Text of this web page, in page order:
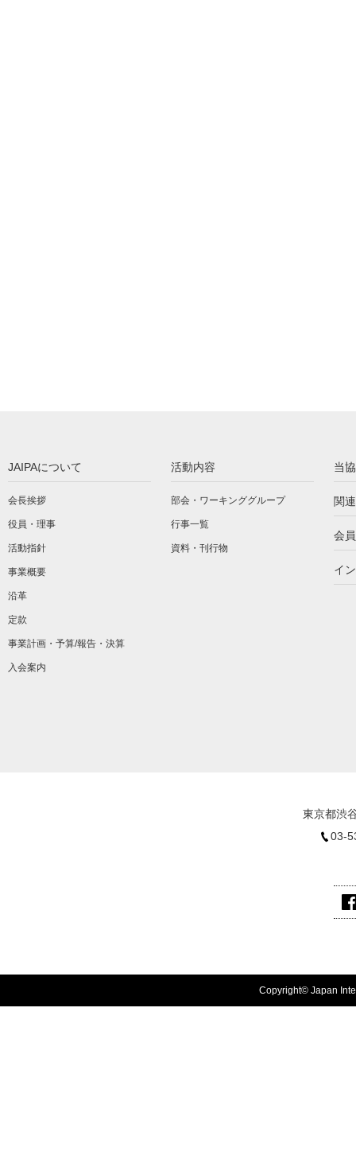
JAIPAについて
会長挨拶
役員・理事
活動指針
事業概要
沿革
定款
事業計画・予算/報告・決算
入会案内
活動内容
部会・ワーキンググループ
行事一覧
資料・刊行物
当
関
会
イ
東京都渋
03-
Copyright© Japan